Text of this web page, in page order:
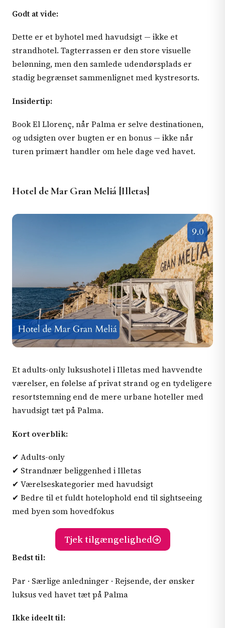
Godt at vide:
Dette er et byhotel med havudsigt — ikke et
strandhotel. Tagterrassen er den store visuelle
belønning, men den samlede udendørsplads er
stadig begrænset sammenlignet med kystresorts.
Insidertip:
Book El Llorenç, når Palma er selve destinationen,
og udsigten over bugten er en bonus — ikke når
turen primært handler om hele dage ved havet.
Hotel de Mar Gran Meliá [Illetas]
Et adults-only luksushotel i Illetas med havvendte
værelser, en følelse af privat strand og en tydeligere
resortstemning end de mere urbane hoteller med
havudsigt tæt på Palma.
Kort overblik:
✔ Adults-only
✔ Strandnær beliggenhed i Illetas
✔ Værelseskategorier med havudsigt
✔ Bedre til et fuldt hotelophold end til sightseeing
med byen som hovedfokus
Tjek tilgængelighed
Bedst til:
Par · Særlige anledninger · Rejsende, der ønsker
luksus ved havet tæt på Palma
Ikke ideelt til: